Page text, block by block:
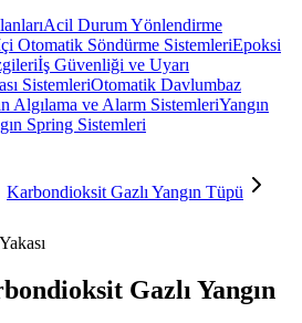
Acil Durum Yönlendirme
Otomatik Söndürme SistemleriEpoksi
İş Güvenliği ve Uyarı
SistemleriOtomatik Davlumbaz
Algılama ve Alarm SistemleriYangın
Spring Sistemleri
Karbondioksit Gazlı Yangın Tüpü
Yakası
Gazlı Yangın